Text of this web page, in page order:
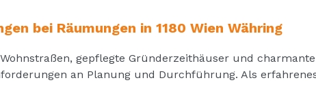
bei Räumungen in 1180 Wien Währing
gepflegte Gründerzeithäuser und
an Planung und Durchführung. Als